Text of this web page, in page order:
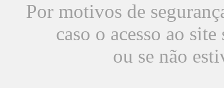
Por motivos de
caso o acesso ao
ou se não